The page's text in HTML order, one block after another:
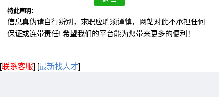
特此声明：
信息真伪请自行辨别，求职应聘须谨慎，网站对此不承担任何
保证或连带责任! 希望我们的平台能为您带来更多的便利！
[联系客服] [最新找人才]